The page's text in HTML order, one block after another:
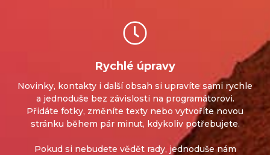
Rychlé úpravy
Novinky, kontakty i další obsah si upravíte sami rychle
a jednoduše bez závislosti na programátorovi.
Přidáte fotky, změníte texty nebo vytvoříte novou
stránku během pár minut, kdykoliv potřebujete.
Pokud si nebudete vědět rady, jednoduše nám